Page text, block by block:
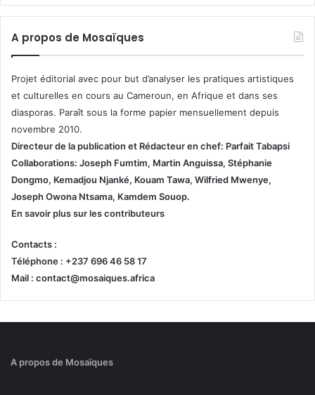
A propos de Mosaïques
Projet éditorial avec pour but d’analyser les pratiques artistiques
et culturelles en cours au Cameroun, en Afrique et dans ses
diasporas. Paraît sous la forme papier mensuellement depuis
novembre 2010.
Directeur de la publication et Rédacteur en chef: Parfait Tabapsi
Collaborations: Joseph Fumtim, Martin Anguissa, Stéphanie
Dongmo, Kemadjou Njanké, Kouam Tawa, Wilfried Mwenye,
Joseph Owona Ntsama, Kamdem Souop.
En savoir plus sur les contributeurs
Contacts :
Téléphone : +237 696 46 58 17
Mail : contact@mosaiques.africa
A propos de Mosaïques